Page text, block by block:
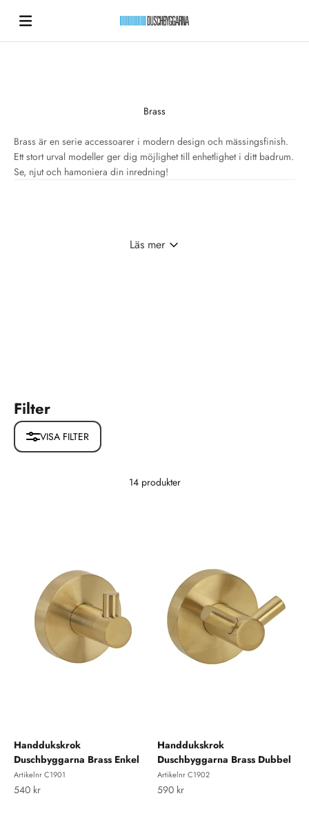
Duschbyggarna New
Brass
Brass är en serie accessoarer i modern design och mässingsfinish.
Ett stort urval modeller ger dig möjlighet till enhetlighet i ditt badrum.
Se, njut och hamoniera din inredning!
Läs mer
Filter
VISA FILTER
14 produkter
Handdukskrok
Duschbyggarna Brass Enkel
Artikelnr C1901
REA-pris
540 kr
Handdukskrok
Duschbyggarna Brass Dubbel
Artikelnr C1902
REA-pris
590 kr